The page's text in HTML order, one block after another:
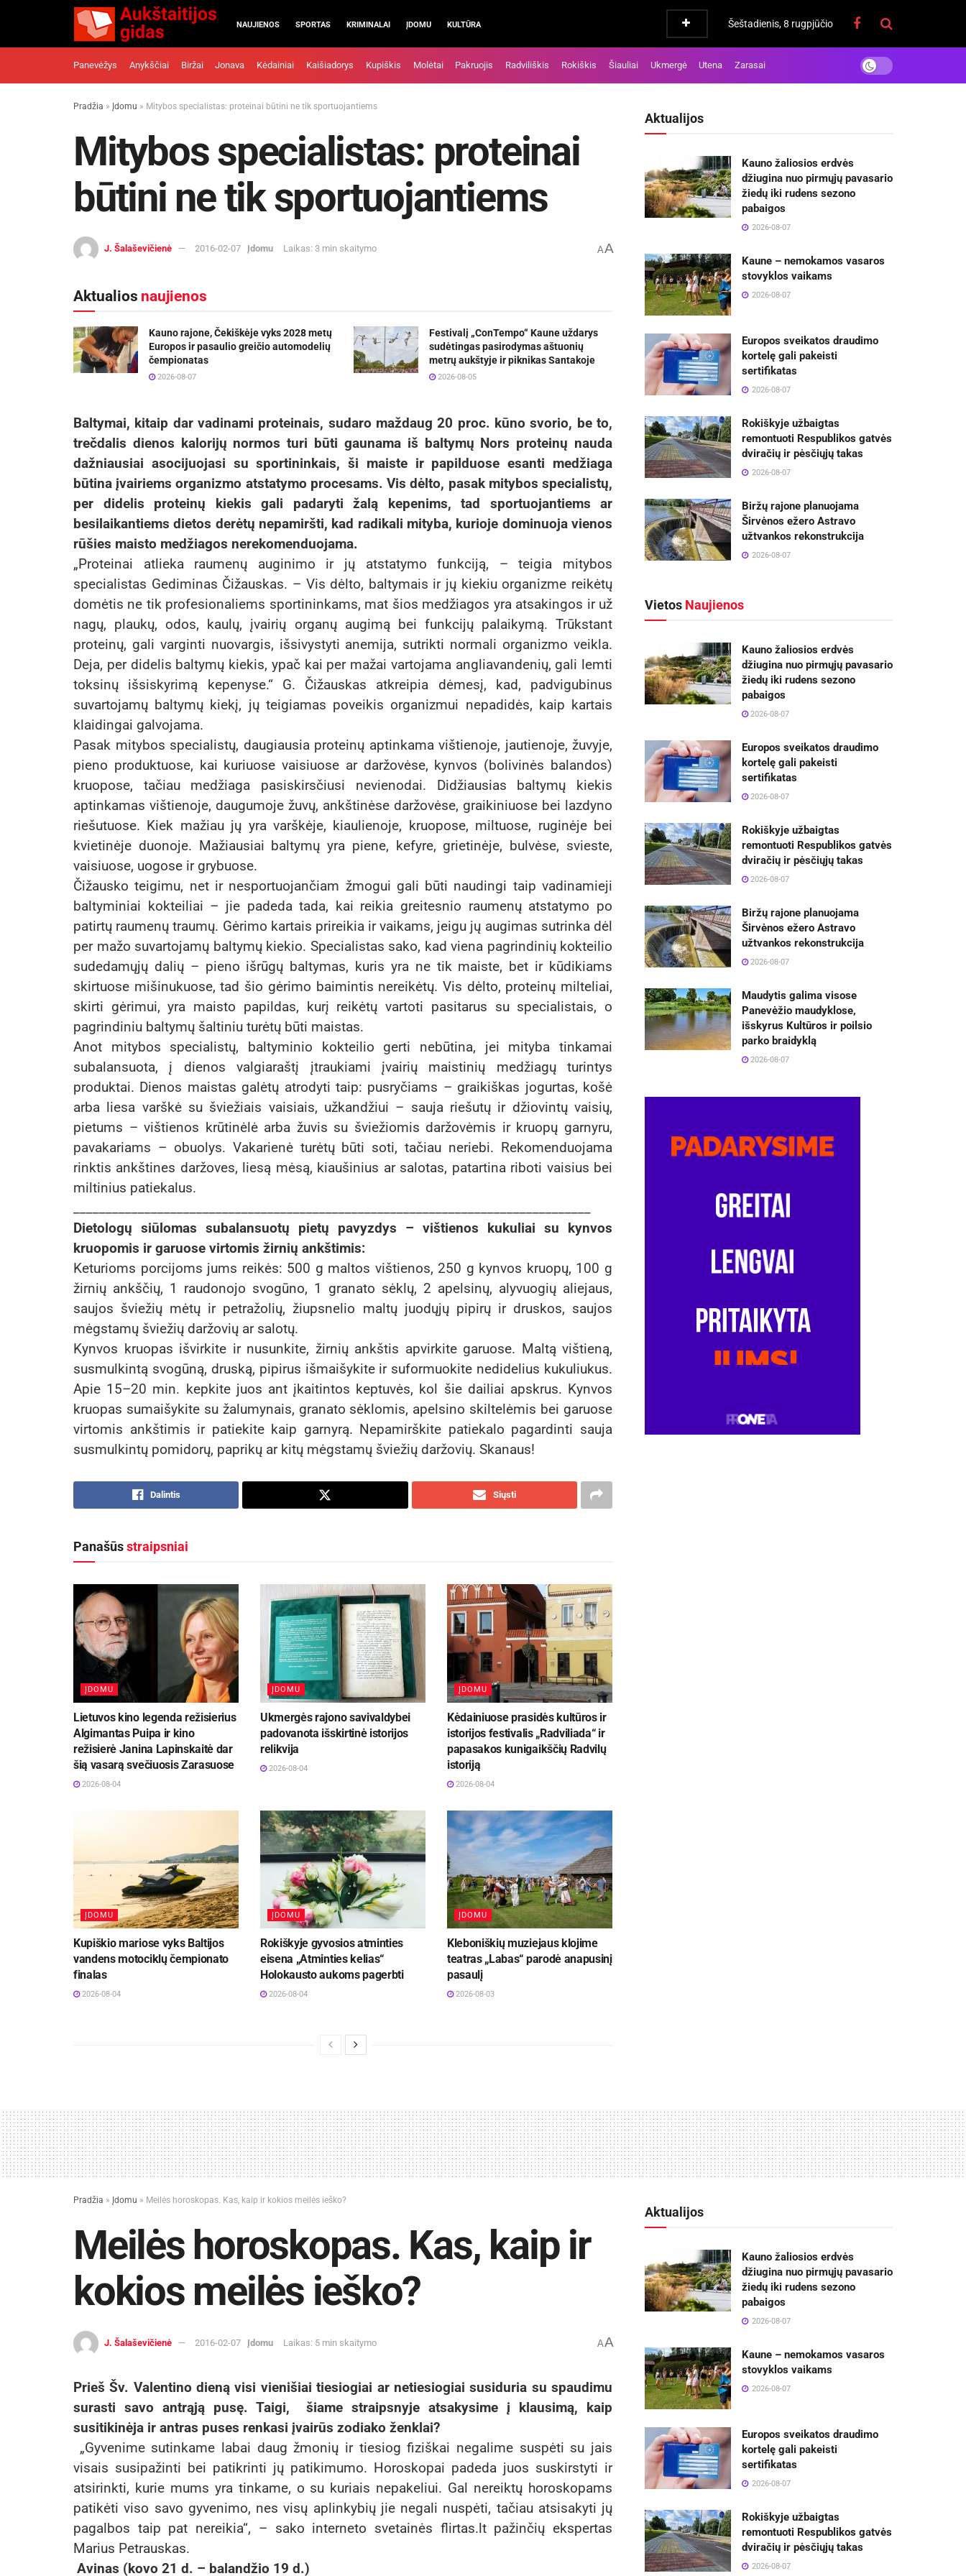
NAUJIENOS SPORTAS KRIMINALAI ĮDOMU KULTŪRA Šeštadienis, 8 rugpjūčio
Panevėžys Anykščiai Biržai Jonava Kėdainiai Kaišiadorys Kupiškis Molėtai Pakruojis Radviliškis Rokiškis Šiauliai Ukmergė Utena Zarasai
Pradžia » Įdomu » Mitybos specialistas: proteinai būtini ne tik sportuojantiems
Mitybos specialistas: proteinai
būtini ne tik sportuojantiems
J. Šalaševičienė 2016-02-07 Įdomu Laikas: 3 min skaitymo AA
Aktualios naujienos
Kauno rajone, Čekiškėje vyks 2028 metų
Europos ir pasaulio greičio automodelių
čempionatas
2026-08-07
Festivalį „ConTempo“ Kaune uždarys
sudėtingas pasirodymas aštuonių
metrų aukštyje ir piknikas Santakoje
2026-08-05
Baltymai, kitaip dar vadinami proteinais, sudaro maždaug 20 proc. kūno svorio, be to,
trečdalis dienos kalorijų normos turi būti gaunama iš baltymų Nors proteinų nauda
dažniausiai asocijuojasi su sportininkais, ši maiste ir papilduose esanti medžiaga
būtina įvairiems organizmo atstatymo procesams. Vis dėlto, pasak mitybos specialistų,
per didelis proteinų kiekis gali padaryti žalą kepenims, tad sportuojantiems ar
besilaikantiems dietos derėtų nepamiršti, kad radikali mityba, kurioje dominuoja vienos
rūšies maisto medžiagos nerekomenduojama.
„Proteinai atlieka raumenų auginimo ir jų atstatymo funkciją, – teigia mitybos
specialistas Gediminas Čižauskas. – Vis dėlto, baltymais ir jų kiekiu organizme reikėtų
domėtis ne tik profesionaliems sportininkams, mat šios medžiagos yra atsakingos ir už
nagų, plaukų, odos, kaulų, įvairių organų augimą bei funkcijų palaikymą. Trūkstant
proteinų, gali varginti nuovargis, išsivystyti anemija, sutrikti normali organizmo veikla.
Deja, per didelis baltymų kiekis, ypač kai per mažai vartojama angliavandenių, gali lemti
toksinų išsiskyrimą kepenyse.“ G. Čižauskas atkreipia dėmesį, kad, padvigubinus
suvartojamų baltymų kiekį, jų teigiamas poveikis organizmui nepadidės, kaip kartais
klaidingai galvojama.
Pasak mitybos specialistų, daugiausia proteinų aptinkama vištienoje, jautienoje, žuvyje,
pieno produktuose, kai kuriuose vaisiuose ar daržovėse, kynvos (bolivinės balandos)
kruopose, tačiau medžiaga pasiskirsčiusi nevienodai. Didžiausias baltymų kiekis
aptinkamas vištienoje, daugumoje žuvų, ankštinėse daržovėse, graikiniuose bei lazdyno
riešutuose. Kiek mažiau jų yra varškėje, kiaulienoje, kruopose, miltuose, ruginėje bei
kvietinėje duonoje. Mažiausiai baltymų yra piene, kefyre, grietinėje, bulvėse, svieste,
vaisiuose, uogose ir grybuose.
Čižausko teigimu, net ir nesportuojančiam žmogui gali būti naudingi taip vadinamieji
baltyminiai kokteiliai – jie padeda tada, kai reikia greitesnio raumenų atstatymo po
patirtų raumenų traumų. Gėrimo kartais prireikia ir vaikams, jeigu jų augimas sutrinka dėl
per mažo suvartojamų baltymų kiekio. Specialistas sako, kad viena pagrindinių kokteilio
sudedamųjų dalių – pieno išrūgų baltymas, kuris yra ne tik maiste, bet ir kūdikiams
skirtuose mišinukuose, tad šio gėrimo baimintis nereikėtų. Vis dėlto, proteinų milteliai,
skirti gėrimui, yra maisto papildas, kurį reikėtų vartoti pasitarus su specialistais, o
pagrindiniu baltymų šaltiniu turėtų būti maistas.
Anot mitybos specialistų, baltyminio kokteilio gerti nebūtina, jei mityba tinkamai
subalansuota, į dienos valgiaraštį įtraukiami įvairių maistinių medžiagų turintys
produktai. Dienos maistas galėtų atrodyti taip: pusryčiams – graikiškas jogurtas, košė
arba liesa varškė su šviežiais vaisiais, užkandžiui – sauja riešutų ir džiovintų vaisių,
pietums – vištienos krūtinėlė arba žuvis su šviežiomis daržovėmis ir kruopų garnyru,
pavakariams – obuolys. Vakarienė turėtų būti soti, tačiau neriebi. Rekomenduojama
rinktis ankštines daržoves, liesą mėsą, kiaušinius ar salotas, patartina riboti vaisius bei
miltinius patiekalus.
Dietologų siūlomas subalansuotų pietų pavyzdys – vištienos kukuliai su kynvos
kruopomis ir garuose virtomis žirnių ankštimis:
Keturioms porcijoms jums reikės: 500 g maltos vištienos, 250 g kynvos kruopų, 100 g
žirnių ankščių, 1 raudonojo svogūno, 1 granato sėklų, 2 apelsinų, alyvuogių aliejaus,
saujos šviežių mėtų ir petražolių, žiupsnelio maltų juodųjų pipirų ir druskos, saujos
mėgstamų šviežių daržovių ar salotų.
Kynvos kruopas išvirkite ir nusunkite, žirnių ankštis apvirkite garuose. Maltą vištieną,
susmulkintą svogūną, druską, pipirus išmaišykite ir suformuokite nedidelius kukuliukus.
Apie 15–20 min. kepkite juos ant įkaitintos keptuvės, kol šie dailiai apskrus. Kynvos
kruopas sumaišykite su žalumynais, granato sėklomis, apelsino skiltelėmis bei garuose
virtomis ankštimis ir patiekite kaip garnyrą. Nepamirškite patiekalo pagardinti sauja
susmulkintų pomidorų, paprikų ar kitų mėgstamų šviežių daržovių. Skanaus!
Dalintis Siųsti
Panašūsstraipsniai
ĮDOMU
Lietuvos kino legenda režisierius
Algimantas Puipa ir kino
režisierė Janina Lapinskaitė dar
šią vasarą svečiuosis Zarasuose
2026-08-04
ĮDOMU
Ukmergės rajono savivaldybei
padovanota išskirtinė istorijos
relikvija
2026-08-04
ĮDOMU
Kėdainiuose prasidės kultūros ir
istorijos festivalis „Radviliada“ ir
papasakos kunigaikščių Radvilų
istoriją
2026-08-04
ĮDOMU
Kupiškio mariose vyks Baltijos
vandens motociklų čempionato
finalas
2026-08-04
ĮDOMU
Rokiškyje gyvosios atminties
eisena „Atminties kelias“
Holokausto aukoms pagerbti
2026-08-04
ĮDOMU
Kleboniškių muziejaus klojime
teatras „Labas“ parodė anapusinį
pasaulį
2026-08-03
Aktualijos
Kauno žaliosios erdvės
džiugina nuo pirmųjų pavasario
žiedų iki rudens sezono
pabaigos
2026-08-07
Kaune – nemokamos vasaros
stovyklos vaikams
2026-08-07
Europos sveikatos draudimo
kortelę gali pakeisti
sertifikatas
2026-08-07
Rokiškyje užbaigtas
remontuoti Respublikos gatvės
dviračių ir pėsčiųjų takas
2026-08-07
Biržų rajone planuojama
Širvėnos ežero Astravo
užtvankos rekonstrukcija
2026-08-07
Vietos Naujienos
Kauno žaliosios erdvės
džiugina nuo pirmųjų pavasario
žiedų iki rudens sezono
pabaigos
2026-08-07
Europos sveikatos draudimo
kortelę gali pakeisti
sertifikatas
2026-08-07
Rokiškyje užbaigtas
remontuoti Respublikos gatvės
dviračių ir pėsčiųjų takas
2026-08-07
Biržų rajone planuojama
Širvėnos ežero Astravo
užtvankos rekonstrukcija
2026-08-07
Maudytis galima visose
Panevėžio maudyklose,
išskyrus Kultūros ir poilsio
parko braidyklą
2026-08-07
Pradžia » Įdomu » Meilės horoskopas. Kas, kaip ir kokios meilės ieško?
Meilės horoskopas. Kas, kaip ir
kokios meilės ieško?
J. Šalaševičienė 2016-02-07 Įdomu Laikas: 5 min skaitymo AA
Prieš Šv. Valentino dieną visi vienišiai tiesiogiai ar netiesiogiai susiduria su spaudimu
surasti savo antrąją pusę. Taigi, šiame straipsnyje atsakysime į klausimą, kaip
susitikinėja ir antras puses renkasi įvairūs zodiako ženklai?
„Gyvenime sutinkame labai daug žmonių ir tiesiog fiziškai negalime suspėti su jais
visais susipažinti bei patikrinti jų patikimumo. Horoskopai padeda juos suskirstyti ir
atsirinkti, kurie mums yra tinkame, o su kuriais nepakeliui. Gal nereiktų horoskopams
patikėti viso savo gyvenimo, nes visų aplinkybių jie negali nuspėti, tačiau atsisakyti jų
pagalbos taip pat nereikia“, – sako interneto svetainės flirtas.lt pažinčių ekspertas
Marius Petrauskas.
Avinas (kovo 21 d. – balandžio 19 d.)
Aktualijos
Kauno žaliosios erdvės
džiugina nuo pirmųjų pavasario
žiedų iki rudens sezono
pabaigos
2026-08-07
Kaune – nemokamos vasaros
stovyklos vaikams
2026-08-07
Europos sveikatos draudimo
kortelę gali pakeisti
sertifikatas
2026-08-07
Rokiškyje užbaigtas
remontuoti Respublikos gatvės
dviračių ir pėsčiųjų takas
2026-08-07